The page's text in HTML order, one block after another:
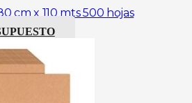
cm x 110 mts 500 hojas